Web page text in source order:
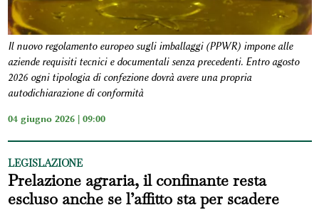
Il nuovo regolamento europeo sugli imballaggi (PPWR) impone alle
aziende requisiti tecnici e documentali senza precedenti. Entro agosto
2026 ogni tipologia di confezione dovrà avere una propria
autodichiarazione di conformità
04 giugno 2026 | 09:00
LEGISLAZIONE
Prelazione agraria, il confinante resta
escluso anche se l’affitto sta per scadere